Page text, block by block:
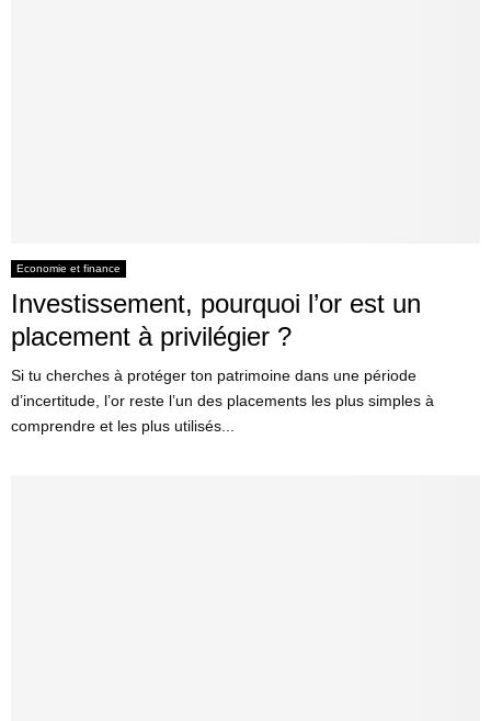
Economie et finance
Investissement, pourquoi l’or est un
placement à privilégier ?
Si tu cherches à protéger ton patrimoine dans une période
d’incertitude, l’or reste l’un des placements les plus simples à
comprendre et les plus utilisés...